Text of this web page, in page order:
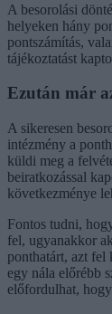
A besorolási
helyeken hány
pontszámítás,
tájékoztatást
Ezután már
A sikeresen
intézmény a
küldi meg a
beiratkozással
következménye
Fontos tudni,
fel, ugyanakkor
ponthatárt, azt fel
egy nála előrébb
előfordulhat,